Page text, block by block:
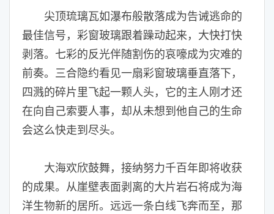
尖顶琉璃瓦如瀑布般散落成为告诫逃命的
最佳信号，彩窗玻璃跟着躁动起来，大快打快
剥落。七彩的反光伴随割伤的哀嚎成为灾难的
前奏。三合隐约看见一扇彩窗玻璃垂直落下，
四溅的碎片里飞起一颗人头，它的主人刚才还
在向自己索要人事，却从未想到他自己的生命
会这么快走到尽头。
大海欢欣鼓舞，接纳努力千百年即将收获
的成果。从崖壁表面剥离的大片岩石将成为海
洋生物新的居所。远远一条白线飞奔而至，那